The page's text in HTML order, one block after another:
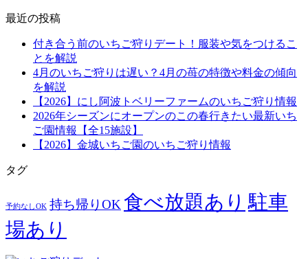
最近の投稿
付き合う前のいちご狩りデート！服装や気をつけるこ
とを解説
4月のいちご狩りは遅い？4月の苺の特徴や料金の傾向
を解説
【2026】にし阿波トベリーファームのいちご狩り情報
2026年シーズンにオープンのこの春行きたい最新いち
ご園情報【全15施設】
【2026】金城いちご園のいちご狩り情報
タグ
予約なしOK 持ち帰りOK 食べ放題あり 駐車
場あり